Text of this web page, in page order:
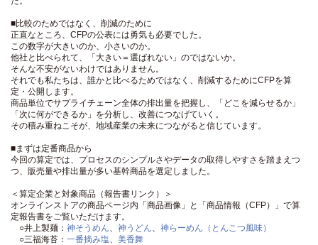
■比較のためではなく、削減のために
正直なところ、CFPの公表には勇気も必要でした。
この数字が大きいのか、小さいのか。
他社と比べられて、「大きい＝選ばれない」のではないか。
そんな不安がないわけではありません。
それでも私たちは、誰かと比べるためではなく、削減するためにCFPを算
定・公開します。
商品単位でサプライチェーン全体の排出量を把握し、「どこを減らせるか」
「次に何ができるか」を分析し、改善につなげていく。
その積み重ねこそが、地域産業の未来につながると信じています。
■まずは定番商品から
今回の算定では、プロセスのシンプルさやデータの取得しやすさを踏まえつ
つ、販売量や排出量が多い基幹商品を選定しました。
＜算定企業と対象商品（報告書リンク）＞
オンラインストアの商品ページ内「商品画像」と「商品情報（CFP）」で算
定報告書をご覧いただけます。
○井上製麺： 神そうめん、 神うどん、 神らーめん（とんこつ風味）
○三福海苔： 一番摘み塩、 美香舞